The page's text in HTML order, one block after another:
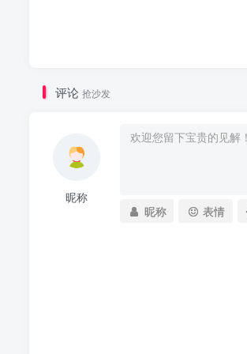
评论 抢沙发
昵称
昵称 表情